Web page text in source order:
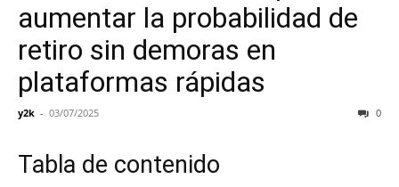
aumentar la probabilidad de
retiro sin demoras en
plataformas rápidas
y2k - 03/07/2025 0
Tabla de contenido